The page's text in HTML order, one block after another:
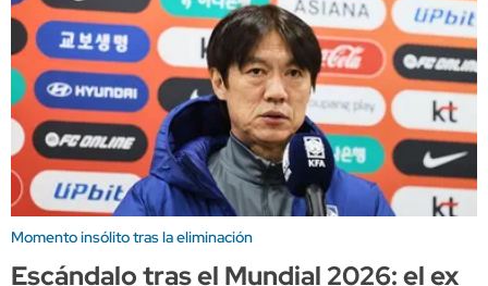
Momento insólito tras la eliminación
Escándalo tras el Mundial 2026: el ex